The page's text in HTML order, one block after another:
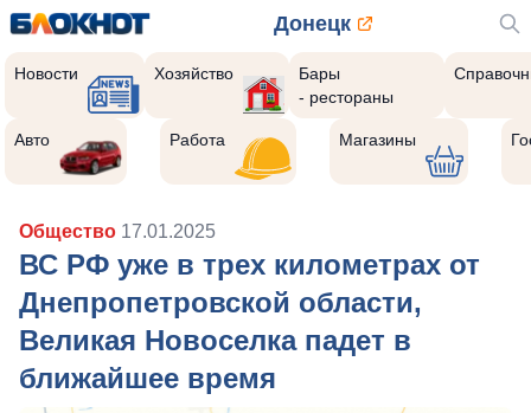
Донецк
Новости Хозяйство
Бары
- рестораны
Авто Работа Магазины
Общество 17.01.2025
ВС РФ уже в трех километрах от
Днепропетровской области,
Великая Новоселка падет в
ближайшее время